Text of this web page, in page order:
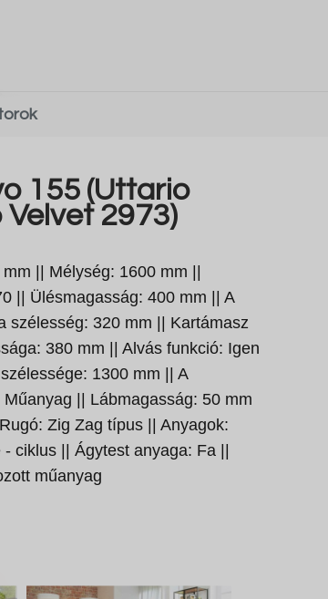
155 (Uttario
2973)
|| Mélység: 1600 mm ||
|| Ülésmagasság: 400 mm || A
szélesség: 320 mm || Kartámasz
380 mm || Alvás funkció: Igen
1300 mm || A
|| Lábmagasság: 50 mm
Zig Zag típus || Anyagok:
ciklus || Ágytest anyaga: Fa ||
műanyag